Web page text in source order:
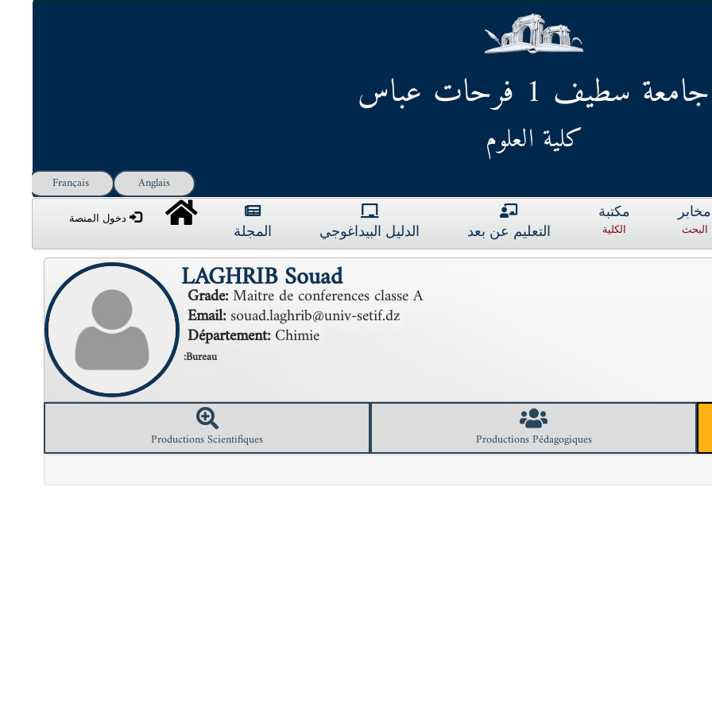
جامعة سطيف 1 فرحات عباس
كلية العلوم
Français Anglais
دخول المنصة مخابر
البحث
مكتبة
الكلية التعليم عن بعد الدليل البيداغوجي المجلة
LAGHRIB Souad
Grade:Maitre de conferences classe A
Email:souad.laghrib@univ-setif.dz
Département: Chimie
Bureau:
Productions Pédagogiques
Productions Scientifiques